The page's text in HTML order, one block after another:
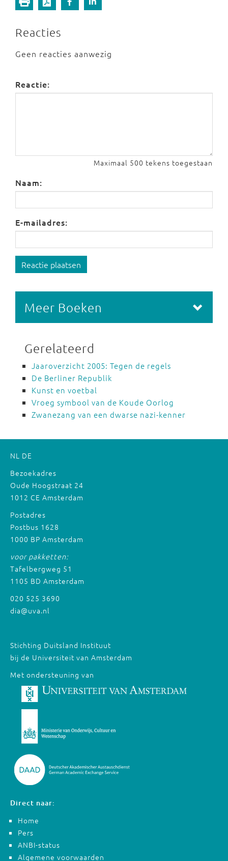
Reacties
Geen reacties aanwezig
Reactie:
Maximaal 500 tekens toegestaan
Naam:
E-mailadres:
Reactie plaatsen
Meer Boeken
Gerelateerd
Jaaroverzicht 2005: Tegen de regels
De Berliner Republik
Kunst en voetbal
Vroeg symbool van de Koude Oorlog
Zwanezang van een dwarse nazi-kenner
NL DE
Bezoekadres
Oude Hoogstraat 24
1012 CE Amsterdam
Postadres
Postbus 1628
1000 BP Amsterdam
voor pakketten:
Tafelbergweg 51
1105 BD Amsterdam
020 525 3690
dia@uva.nl
Stichting Duitsland Instituut
bij de Universiteit van Amsterdam
Met ondersteuning van
Direct naar:
Home
Pers
ANBI-status
Algemene voorwaarden